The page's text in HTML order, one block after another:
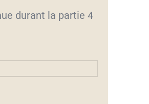
durant la partie 4